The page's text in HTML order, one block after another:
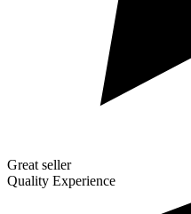
Great seller
Quality Experience